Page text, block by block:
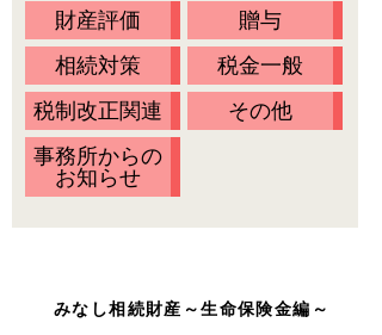
無料相談会・セミナー情報
Ｑ&Ａ
お客様の声
プライバシーポリシー
スタッフ紹介
相続放棄
相続税の申告
財産評価
贈与
相続対策
税金一般
税制改正関連
その他
事務所からの
お知らせ
みなし相続財産～生命保険金編～